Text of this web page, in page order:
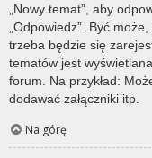
„Nowy temat”, aby
„Odpowiedz”. Być
trzeba będzie się
tematów jest
forum. Na przykład:
dodawać załączniki itp.
Na górę